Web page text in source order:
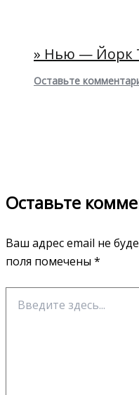
» Нью — Йорк
Оставьте
Оставьте
Ваш адрес email не
поля помечены *
здесь...